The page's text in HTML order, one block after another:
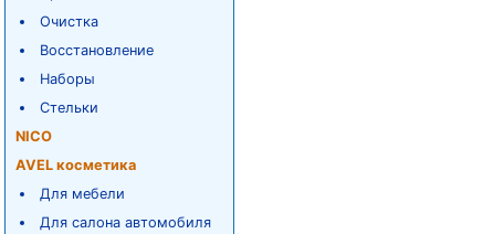
Очистка
Восстановление
Наборы
Стельки
NICO
AVEL косметика
Для мебели
Для салона автомобиля